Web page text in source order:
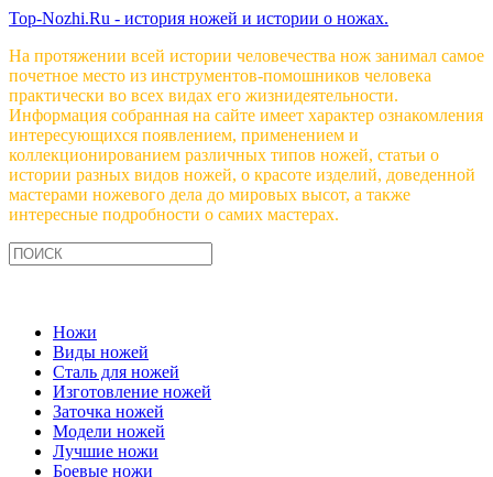
Top-Nozhi.Ru - история ножей и истории о ножах.
На протяжении всей истории человечества нож занимал самое
почетное место из инструментов-помошников человека
практически во всех видах его жизнидеятельности.
Информация собранная на сайте имеет характер ознакомления
интересующихся появлением, применением и
коллекционированием различных типов ножей, статьи о
истории разных видов ножей, о красоте изделий, доведенной
мастерами ножевого дела до мировых высот, а также
интересные подробности о самих мастерах.
Ножи
Виды ножей
Сталь для ножей
Изготовление ножей
Заточка ножей
Модели ножей
Лучшие ножи
Боевые ножи